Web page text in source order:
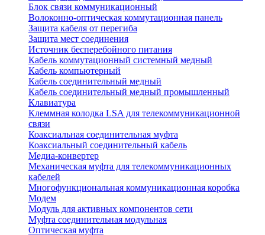
Блок связи коммуникационный
Волоконно-оптическая коммутационная панель
Защита кабеля от перегиба
Защита мест соединения
Источник бесперебойного питания
Кабель коммутационный системный медный
Кабель компьютерный
Кабель соединительный медный
Кабель соединительный медный промышленный
Клавиатура
Клеммная колодка LSA для телекоммуникационной
связи
Коаксиальная соединительная муфта
Коаксиальный соединительный кабель
Медиа-конвертер
Механическая муфта для телекоммуникационных
кабелей
Многофункциональная коммуникационная коробка
Модем
Модуль для активных компонентов сети
Муфта соединительная модульная
Оптическая муфта